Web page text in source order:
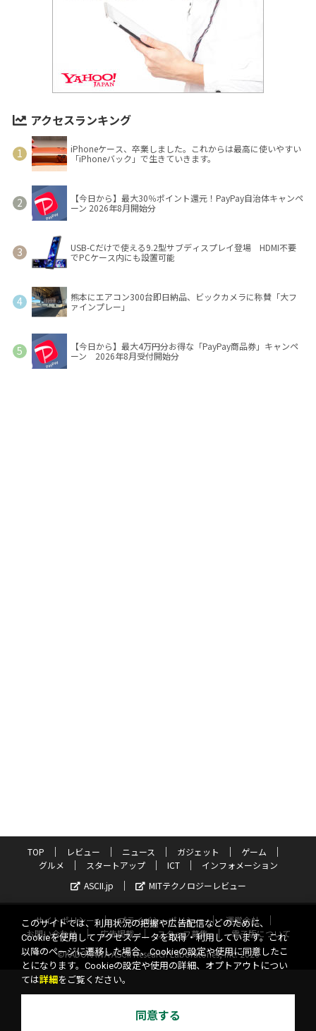
アクセスランキング
iPhoneケース、卒業しました。これからは最高に使いやすい
「iPhoneバック」で生きていきます。
【今日から】最大30％ポイント還元！PayPay自治体キャンペ
ーン 2026年8月開始分
USB-Cだけで使える9.2型サブディスプレイ登場 HDMI不要
でPCケース内にも設置可能
熊本にエアコン300台即日納品、ビックカメラに称賛「大フ
ァインプレー」
【今日から】最大4万円分お得な「PayPay商品券」キャンペ
ーン 2026年8月受付開始分
TOP レビュー ニュース ガジェット
ゲーム
グルメ
スタートアップ ICT
インフォメーション
ASCII.jp
MITテクノロジーレビュー
サイトポリシー プライバシーポリシー
運営会社
お問い合わせ
広告掲載 スタッフ募集
電子版について
©KADOKAWA ASCII Research Laboratories, Inc. 2026
このサイトでは、利用状況の把握や広告配信などのために、
Cookieを使用してアクセスデータを取得・利用しています。これ
以降のページに遷移した場合、Cookieの設定や使用に同意したこ
とになります。Cookieの設定や使用の詳細、オプトアウトについ
ては詳細 をご覧ください。
同意する